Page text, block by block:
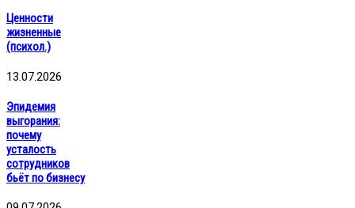
Ценности
жизненные
(психол.)
13.07.2026
Эпидемия
выгорания:
почему
усталость
сотрудников
бьёт по бизнесу